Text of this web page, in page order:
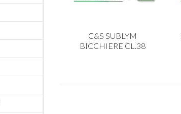
C&S SUBLYM
BICCHIERE CL.38